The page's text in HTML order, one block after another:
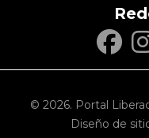
© 2026. Portal
Diseño de